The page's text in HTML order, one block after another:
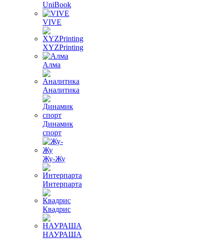
UniBook
VIVE
XYZPrinting
Алма
Аналитика
Динамик
спорт
Жу-Жу
Интерпарта
Квадрис
НАУРАША